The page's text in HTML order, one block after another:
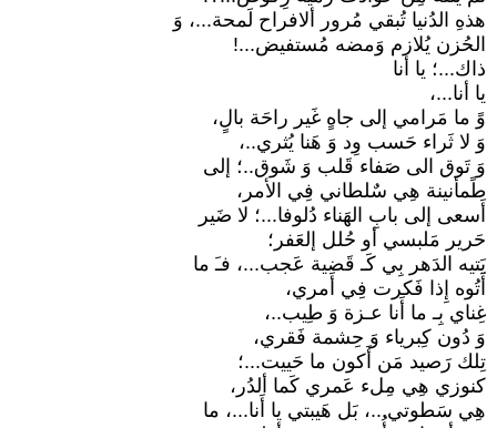
هذهِ الدُنيا تُبقي مُرور ألافراح لَمحة...، وَ
الحُزن يُلازم وَمضه مُستفيض...!
ذاك...؛ يا أنا
يا أنا...،
وً ما مَرامي إلى جاهٍ غَير راحَة بالٍ،
وَ لا ثَراء حَسب وِد وَ هَنا يُثري..،
وَ تَوق الى صَفاء قَلب وَ شَوق..؛ إلى
طًمأنينة هِي سٌلطاني فِي الأمر،
أَسعى إلى بابِ الهَناء دُلوفا...؛ لا ضَير
حَرير مَلبسي أو حُلل إلعَفر؛
يَتيه الدَهر بِي كَـ قَضية عَجب...، فـَ ما
أَتُوه إِذا فَكرت فِي أَمري،
غِناي بِـ ما أَنا عـزة وَ طِيب..،
وَ دُون كِبرياء وَ حِشمة فَقري،
تِلك رَصيد مَن أَكون ما حَييت...؛
كنوزي هِي مِلء عَمري كَما ألدُر،
هِي سَطوتي...، بَل هَيبتي يا أَنا...، ما